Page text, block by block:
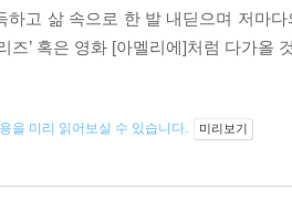
하고 삶 속으로 한 발 내딛으며 저마
즈’ 혹은 영화 [아멜리에]처럼 다가
을 미리 읽어보실 수 있습니다. 미리보기